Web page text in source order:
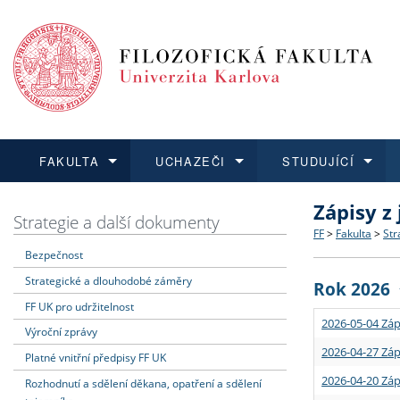
FAKULTA
Dozvědět se více
Struktura
Strategie
Podpora
UCHAZEČI
Podat přihlášku
Co
Učitelské
STUDUJÍCÍ
Dozvědět se více
Rigorózní
Dozvědět se více
O vědě a
Granty a
Dozvědět se více
Aktuální
Strategie a další dokumenty
Bezpečnost
Strategické a dlouhodobé záměry
FF UK pro udržitelnost
Výroční zprávy
Platné vnitřní předpisy FF UK
Rozhodnutí a sdělení děkana, opatření a sdělení
Zápisy
FF > Fakulta >
Rok 2026
2026-05-04
2026-04-27
2026-04-20